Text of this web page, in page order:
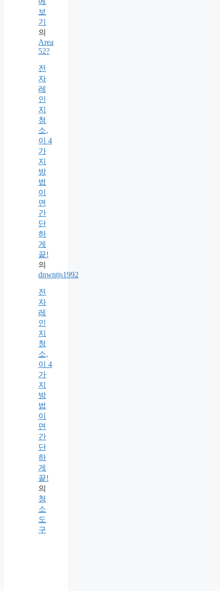
보
기
의
Area
52?
전
자
레
인
지
청
소,
이 4
가
지
방
법
이
면
간
단
하
게
끝!
의
dnwntjs1992
전
자
레
인
지
청
소,
이 4
가
지
방
법
이
면
간
단
하
게
끝!
의
청
소
도
구